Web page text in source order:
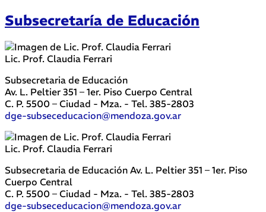
Subsecretaría de Educación
Lic. Prof. Claudia Ferrari
Subsecretaria de Educación
Av. L. Peltier 351 – 1er. Piso Cuerpo Central
C. P. 5500 – Ciudad - Mza. - Tel. 385-2803
dge-subseceducacion@mendoza.gov.ar
Lic. Prof. Claudia Ferrari
Subsecretaria de Educación Av. L. Peltier 351 – 1er. Piso
Cuerpo Central
C. P. 5500 – Ciudad - Mza. - Tel. 385-2803
dge-subseceducacion@mendoza.gov.ar